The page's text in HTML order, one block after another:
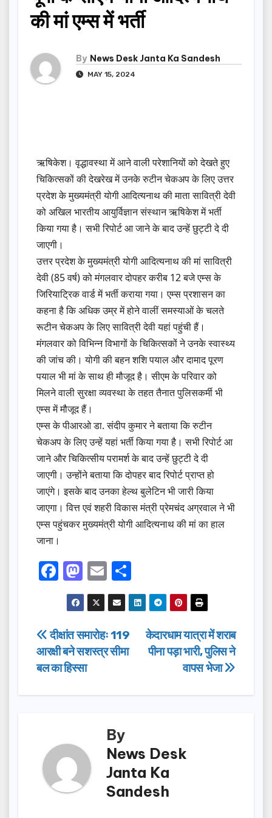
की मां एम्स में भर्ती
By News Desk Janta Ka Sandesh
MAY 15, 2024
ऋषिकेश। वृद्धावस्था में आने वाली परेशानियों को देखते हुए
चिकित्सकों की देखरेख में उनके रुटीन चेकअप के लिए उत्तर
प्रदेश के मुख्यमंत्री योगी आदित्यनाथ की माता सावित्री देवी
को अखिल भारतीय आयुर्विज्ञान संस्थान ऋषिकेश में भर्ती
किया गया है। सभी रिपोर्ट आ जाने के बाद उन्हें छुट्टी दे दी
जाएगी।
उत्तर प्रदेश के मुख्यमंत्री योगी आदित्यनाथ की मां सावित्री
देवी (85 वर्ष) को मंगलवार दोपहर करीब 12 बजे एम्स के
जिरियाट्रिक वार्ड में भर्ती कराया गया। एम्स प्रशासन का
कहना है कि अधिक उम्र में होने वालीं समस्याओं के चलते
रूटीन चेकअप के लिए सावित्री देवी यहां पहुंची हैं।
मंगलवार को विभिन्न विभागों के चिकित्सकों ने उनके स्वास्थ्य
की जांच की। योगी की बहन शशि पयाल और दामाद पूरण
पयाल भी मां के साथ ही मौजूद है। सीएम के परिवार को
मिलने वाली सुरक्षा व्यवस्था के तहत तैनात पुलिसकर्मी भी
एम्स में मौजूद हैं।
एम्स के पीआरओ डा. संदीप कुमार ने बताया कि रुटीन
चेकअप के लिए उन्हें यहां भर्ती किया गया है। सभी रिपोर्ट आ
जाने और चिकित्सीय परामर्श के बाद उन्हें छुट्टी दे दी
जाएगी। उन्होंने बताया कि दोपहर बाद रिपोर्ट प्राप्त हो
जाएंगे। इसके बाद उनका हेल्थ बुलेटिन भी जारी किया
जाएगा। वित्त एवं शहरी विकास मंत्री प्रेमचंद अग्रवाल ने भी
एम्स पहुंचकर मुख्यमंत्री योगी आदित्यनाथ की मां का हाल
जाना।
F
a
c
e
b
o
M
a
st
o
d
o
E
m
ail
h
ar
Post
navigation
केदारधाम यात्रा में शराब
पीना पड़ा भारी, पुलिस ने
वापस भेजा
दीक्षांत समारोहः 119
आरक्षी बने सशस्त्र सीमा
बल का हिस्सा
By
News Desk
Janta Ka
Sandesh